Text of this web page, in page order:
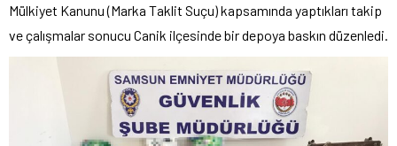
Mülkiyet Kanunu (Marka Taklit Suçu) kapsamında yaptıkları takip
ve çalışmalar sonucu Canik ilçesinde bir depoya baskın düzenledi.